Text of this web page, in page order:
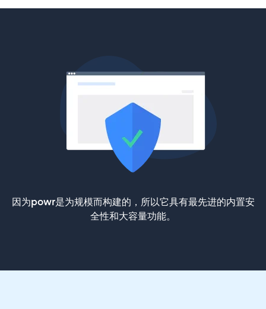
因为powr是为规模而构建的，所以它具有最先进的内置安
全性和大容量功能。